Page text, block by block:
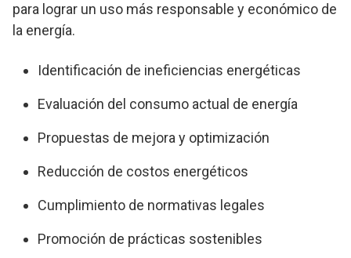
para lograr un uso más responsable y económico de
la energía.
Identificación de ineficiencias energéticas
Evaluación del consumo actual de energía
Propuestas de mejora y optimización
Reducción de costos energéticos
Cumplimiento de normativas legales
Promoción de prácticas sostenibles